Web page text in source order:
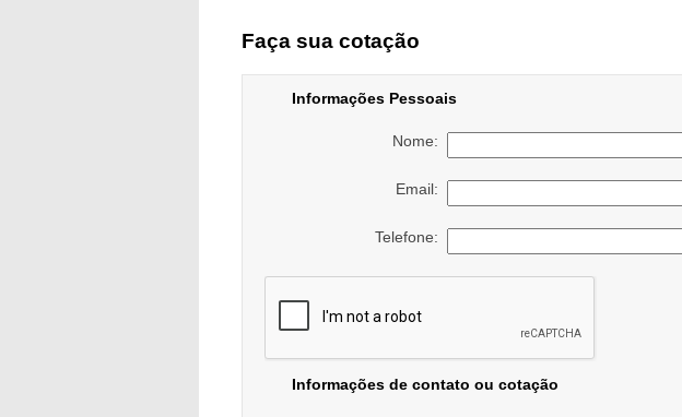
Faça sua cotação
Informações Pessoais
Nome:
Email:
Telefone:
Informações de contato ou cotação